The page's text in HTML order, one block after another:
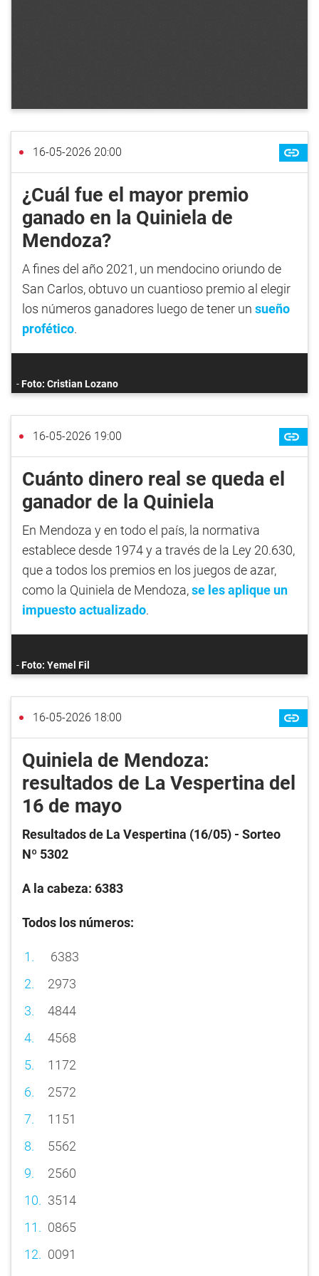
16-05-2026 20:00
¿Cuál fue el mayor premio
ganado en la Quiniela de
Mendoza?
A fines del año 2021, un mendocino oriundo de
San Carlos, obtuvo un cuantioso premio al elegir
los números ganadores luego de tener un sueño
profético.
Foto: Cristian Lozano
16-05-2026 19:00
Cuánto dinero real se queda el
ganador de la Quiniela
En Mendoza y en todo el país, la normativa
establece desde 1974 y a través de la Ley 20.630,
que a todos los premios en los juegos de azar,
como la Quiniela de Mendoza,se les aplique un
impuesto actualizado.
Foto: Yemel Fil
16-05-2026 18:00
Quiniela de Mendoza:
resultados de La Vespertina del
16 de mayo
Resultados de La Vespertina (16/05) - Sorteo
Nº 5302
A la cabeza: 6383
Todos los números:
6383
2973
4844
4568
1172
2572
1151
5562
2560
3514
0865
0091